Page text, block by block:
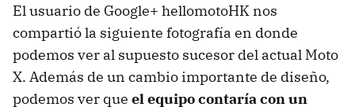
El usuario de Google+ hellomotoHK nos
compartió la siguiente fotografía en donde
podemos ver al supuesto sucesor del actual Moto
X. Además de un cambio importante de diseño,
podemos ver que el equipo contaría con un